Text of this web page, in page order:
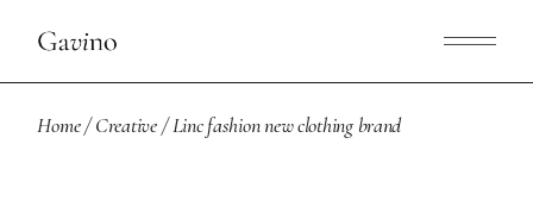
Home Creative Linc fashion new clothing brand